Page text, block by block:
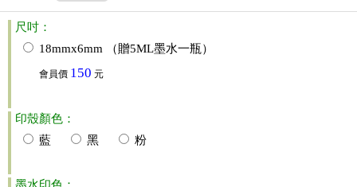
尺吋：
18mmx6mm （贈5ML墨水一瓶）
會員價 150 元
印殼顏色：
藍
黑 粉